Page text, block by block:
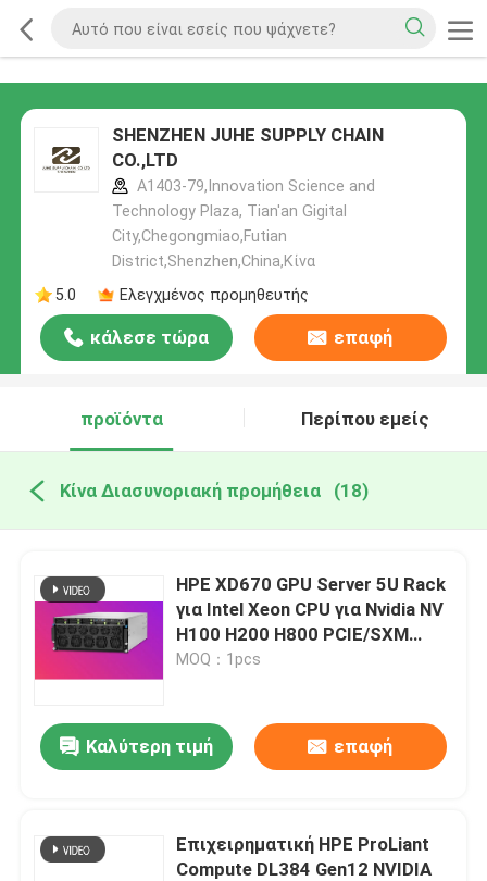
SHENZHEN JUHE SUPPLY CHAIN
CO.,LTD
A1403-79,Innovation Science and
Technology Plaza, Tian'an Gigital
City,Chegongmiao,Futian
District,Shenzhen,China,Κίνα
5.0
Ελεγχμένος προμηθευτής
κάλεσε τώρα επαφή
προϊόντα Περίπου εμείς
Κίνα Διασυνοριακή προμήθεια (18)
HPE XD670 GPU Server 5U Rack
για Intel Xeon CPU για Nvidia NV
H100 H200 H800 PCIE/SXM
Nvlink AI Supercomputing Case
MOQ：1pcs
Καλύτερη τιμή επαφή
Επιχειρηματική HPE ProLiant
Compute DL384 Gen12 NVIDIA